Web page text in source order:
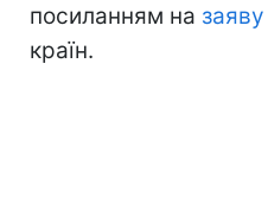
посиланням на заяву
країн.